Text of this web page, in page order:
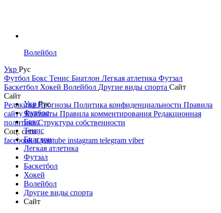
Волейбол
Укр Рус
Футбол Бокс Тенис Биатлон Легкая атлетика Футзал
Баскетбол Хокей Волейбол Другие виды спорта Сайт
Сайт
РедакцияПрогнозы Политика конфиденциальности Правила
сайтуКонтакты Правила комментирования Редакционная
политикаСтруктура собственности
Соц. сети
facebookxyoutube instagram telegram viber
УкрРус
Футбол
Бокс
Тенис
Биатлон
Легкая атлетика
Футзал
Баскетбол
Хокей
Волейбол
Другие виды спорта
Сайт